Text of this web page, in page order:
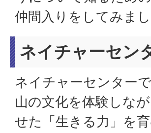
仲間入りをしてみまし
ネイチャーセン
ネイチャーセンター
山の文化を体験しな
せた「生きる力」を